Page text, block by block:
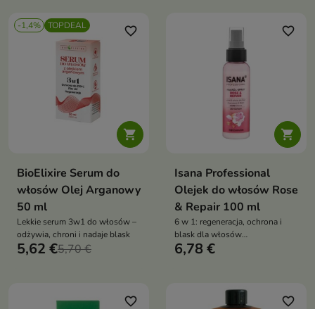
-1,4% TOPDEAL

favorite_border
BioElixire Serum do
włosów Olej Arganowy
50 ml
Lekkie serum 3w1 do włosów –
odżywia, chroni i nadaje blask
5,62 €5,70 €

favorite_border
Isana Professional
Olejek do włosów Rose
& Repair 100 ml
6 w 1: regeneracja, ochrona i
blask dla włosów
wymagających intensywnej
6,78 €
favorite_border favorite_border